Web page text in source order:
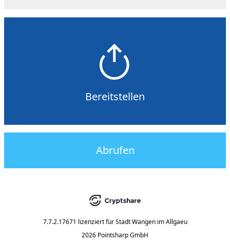
Bereitstellen
Abrufen
7.7.2.17671 lizenziert für Stadt Wangen im Allgaeu
2026 Pointsharp GmbH